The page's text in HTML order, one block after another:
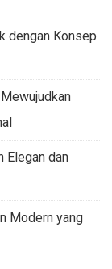
dengan Konsep
Elegan dan
Modern yang